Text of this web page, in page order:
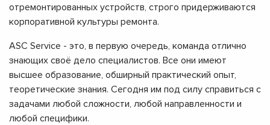
отремонтированных устройств, строго придерживаются
корпоративной культуры ремонта.
ASC Service - это, в первую очередь, команда отлично
знающих своё дело специалистов. Все они имеют
высшее образование, обширный практический опыт,
теоретические знания. Сегодня им под силу справиться с
задачами любой сложности, любой направленности и
любой специфики.